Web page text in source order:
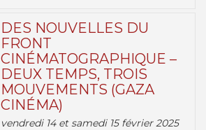
DES NOUVELLES DU
FRONT
CINÉMATOGRAPHIQUE –
DEUX TEMPS, TROIS
MOUVEMENTS (GAZA
CINÉMA)
vendredi 14 et samedi 15 février 2025